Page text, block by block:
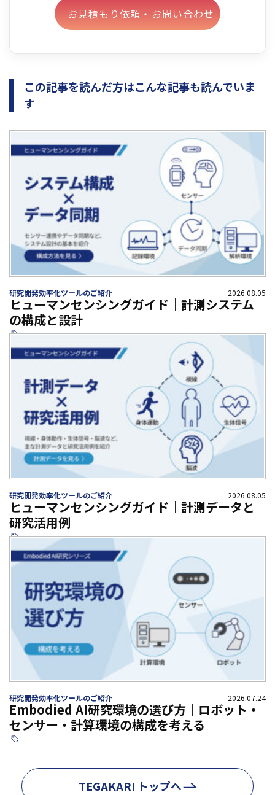
お見積もり依頼・お問い合わせ
この記事を読んだ方はこんな記事も読んでいま
す
研究開発効率化ツールのご紹介 2026.08.05
ヒューマンセンシングガイド｜計測システム
の構成と設計
研究開発効率化ツールのご紹介 2026.08.05
ヒューマンセンシングガイド｜計測データと
研究活用例
研究開発効率化ツールのご紹介 2026.07.24
Embodied AI研究環境の選び方｜ロボット・
センサー・計算環境の構成を考える
TEGAKARI トップへ